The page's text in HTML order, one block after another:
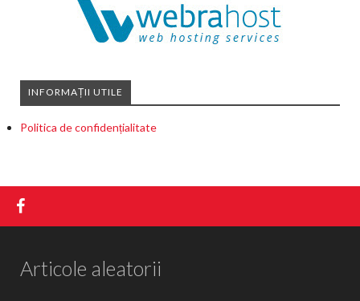
INFORMAȚII UTILE
Politica de confidențialitate
Articole aleatorii